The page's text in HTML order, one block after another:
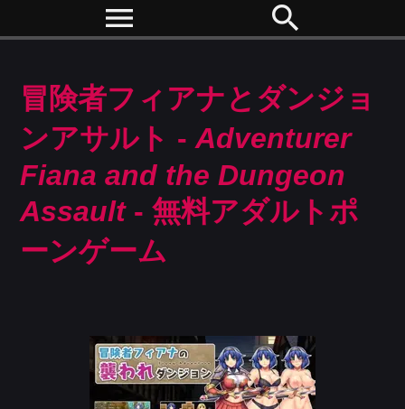
menu search
冒険者フィアナとダンジョ
ンアサルト -Adventurer
Fiana and the Dungeon
Assault- 無料アダルトポ
ーンゲーム